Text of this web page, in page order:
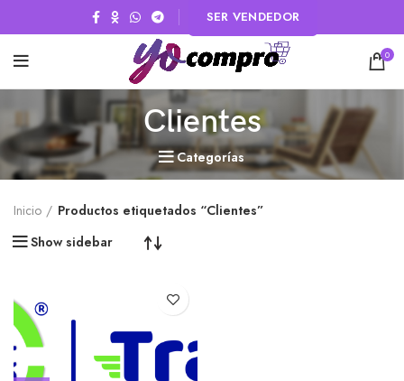
SER VENDEDOR
0
Clientes
Categorías
Inicio
Productos etiquetados “Clientes”
Show sidebar